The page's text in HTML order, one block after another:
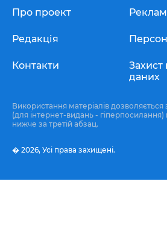
Про проект
Редакція
Контакти
Захист
даних
Використання матеріалів
(для інтернет-видань - гіперпосилання)
нижче за третій абзац.
� 2026, Усі права захищені.